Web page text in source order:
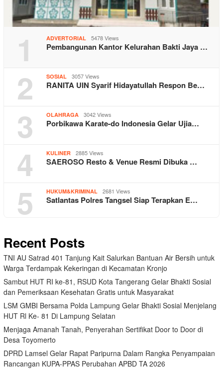
1 ADVERTORIAL 5478 Views
Pembangunan Kantor Kelurahan Bakti Jaya …
2 SOSIAL 3057 Views
RANITA UIN Syarif Hidayatullah Respon Be…
3 OLAHRAGA 3042 Views
Porbikawa Karate-do Indonesia Gelar Ujia…
4 KULINER 2885 Views
SAEROSO Resto & Venue Resmi Dibuka …
5 HUKUM&KRIMINAL 2681 Views
Satlantas Polres Tangsel Siap Terapkan E…
Recent Posts
TNI AU Satrad 401 Tanjung Kait Salurkan Bantuan Air Bersih untuk
Warga Terdampak Kekeringan di Kecamatan Kronjo
Sambut HUT RI ke-81, RSUD Kota Tangerang Gelar Bhakti Sosial
dan Pemeriksaan Kesehatan Gratis untuk Masyarakat
LSM GMBI Bersama Polda Lampung Gelar Bhakti Sosial Menjelang
HUT Rl Ke- 81 Di Lampung Selatan
Menjaga Amanah Tanah, Penyerahan Sertifikat Door to Door di
Desa Toyomerto
DPRD Lamsel Gelar Rapat Paripurna Dalam Rangka Penyampaian
Rancangan KUPA-PPAS Perubahan APBD TA 2026